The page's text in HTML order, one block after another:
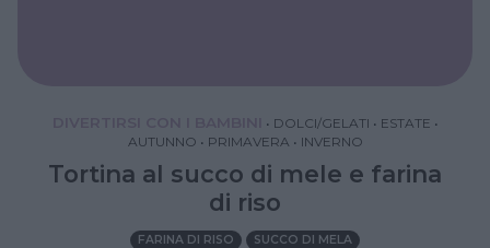
• DOLCI/GELATI • ESTATE •
AUTUNNO • PRIMAVERA • INVERNO
Tortina al succo di mele e farina
di riso
FARINA DI RISO SUCCO DI MELA